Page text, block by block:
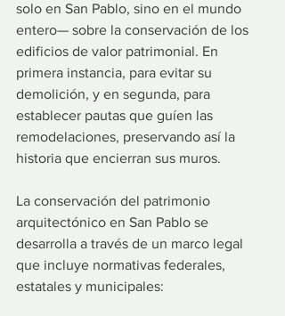
solo en San Pablo, sino en el mundo
entero— sobre la conservación de los
edificios de valor patrimonial. En
primera instancia, para evitar su
demolición, y en segunda, para
establecer pautas que guíen las
remodelaciones, preservando así la
historia que encierran sus muros.
La conservación del patrimonio
arquitectónico en San Pablo se
desarrolla a través de un marco legal
que incluye normativas federales,
estatales y municipales: